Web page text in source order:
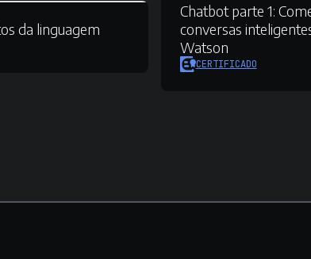
da linguagem
Chatbot parte 1:
conversas
Watson
CERTIFICADO